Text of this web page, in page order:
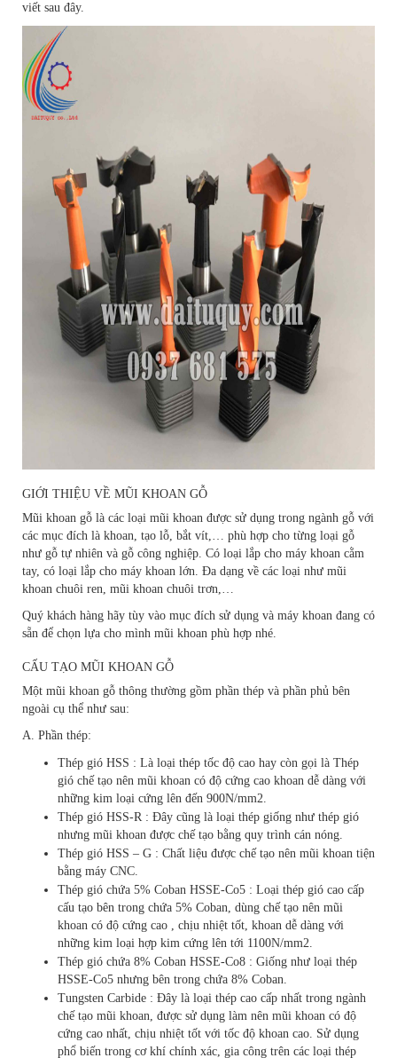
viết sau đây.
GIỚI THIỆU VỀ MŨI KHOAN GỖ
Mũi khoan gỗ là các loại mũi khoan được sử dụng trong ngành gỗ với
các mục đích là khoan, tạo lỗ, bắt vít,… phù hợp cho từng loại gỗ
như gỗ tự nhiên và gỗ công nghiệp. Có loại lắp cho máy khoan cằm
tay, có loại lắp cho máy khoan lớn. Đa dạng về các loại như mũi
khoan chuôi ren, mũi khoan chuôi trơn,…
Quý khách hàng hãy tùy vào mục đích sử dụng và máy khoan đang có
sẵn để chọn lựa cho mình mũi khoan phù hợp nhé.
CẤU TẠO MŨI KHOAN GỖ
Một mũi khoan gỗ thông thường gồm phần thép và phần phủ bên
ngoài cụ thể như sau:
A. Phần thép:
Thép gió HSS : Là loại thép tốc độ cao hay còn gọi là Thép
gió chế tạo nên mũi khoan có độ cứng cao khoan dễ dàng với
những kim loại cứng lên đến 900N/mm2.
Thép gió HSS-R : Đây cũng là loại thép giống như thép gió
nhưng mũi khoan được chế tạo bằng quy trình cán nóng.
Thép gió HSS – G : Chất liệu được chế tạo nên mũi khoan tiện
bằng máy CNC.
Thép gió chứa 5% Coban HSSE-Co5 : Loại thép gió cao cấp
cấu tạo bên trong chứa 5% Coban, dùng chế tạo nên mũi
khoan có độ cứng cao , chịu nhiệt tốt, khoan dễ dàng với
những kim loại hợp kim cứng lên tới 1100N/mm2.
Thép gió chứa 8% Coban HSSE-Co8 : Giống như loại thép
HSSE-Co5 nhưng bên trong chứa 8% Coban.
Tungsten Carbide : Đây là loại thép cao cấp nhất trong ngành
chế tạo mũi khoan, được sử dụng làm nên mũi khoan có độ
cứng cao nhất, chịu nhiệt tốt với tốc độ khoan cao. Sử dụng
phổ biến trong cơ khí chính xác, gia công trên các loại thép